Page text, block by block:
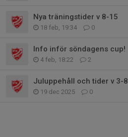
Nya träningstider v 8-15
18 feb, 19:34 0
Info inför söndagens cup!
4 feb, 18:22 2
Juluppehåll och tider v 3-8
19 dec 2025 0